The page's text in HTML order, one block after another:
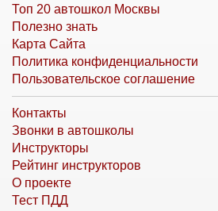
Топ 20 автошкол Москвы
Полезно знать
Карта Сайта
Политика конфиденциальности
Пользовательское соглашение
Контакты
Звонки в автошколы
Инструкторы
Рейтинг инструкторов
О проекте
Тест ПДД